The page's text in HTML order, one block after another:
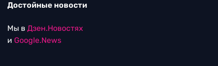
Достойные новости
Мы в Дзен.Новостях
и Google.News